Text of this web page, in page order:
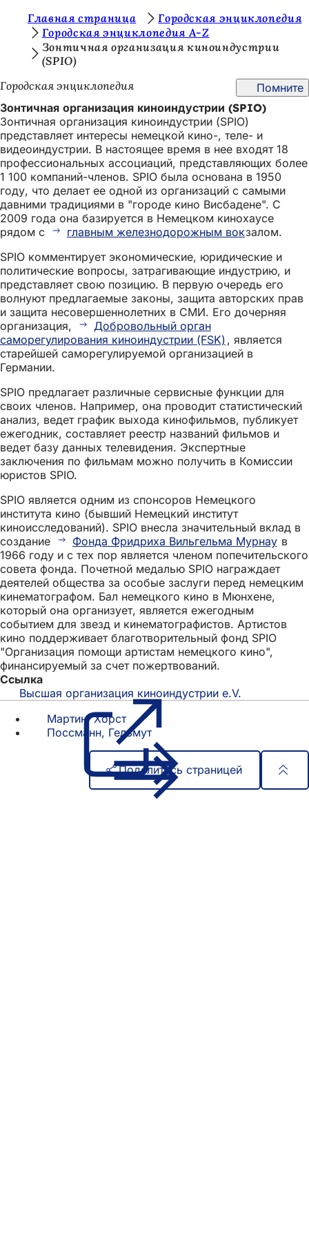
Перейти к содержимому
д
е
с
ь
:
Главная страница
Городская энциклопедия
Городская энциклопедия A-Z
Зонтичная организация киноиндустрии
(SPIO)
Городская энциклопедия
Помните
Зонтичная организация киноиндустрии (SPIO)
Зонтичная организация киноиндустрии (SPIO)
представляет интересы немецкой кино-, теле- и
видеоиндустрии. В настоящее время в нее входят 18
профессиональных ассоциаций, представляющих более
1 100 компаний-членов. SPIO была основана в 1950
году, что делает ее одной из организаций с самыми
давними традициями в "городе кино Висбадене". С
2009 года она базируется в Немецком кинохаусе
рядом с
главным железнодорожным вокзалом.
SPIO комментирует экономические, юридические и
политические вопросы, затрагивающие индустрию, и
представляет свою позицию. В первую очередь его
волнуют предлагаемые законы, защита авторских прав
и защита несовершеннолетних в СМИ. Его дочерняя
организация,
Добровольный орган
саморегулирования киноиндустрии (FSK) , является
старейшей саморегулируемой организацией в
Германии.
SPIO предлагает различные сервисные функции для
своих членов. Например, она проводит статистический
анализ, ведет график выхода кинофильмов, публикует
ежегодник, составляет реестр названий фильмов и
ведет базу данных телевидения. Экспертные
заключения по фильмам можно получить в Комиссии
юристов SPIO.
SPIO является одним из спонсоров Немецкого
института кино (бывший Немецкий институт
киноисследований). SPIO внесла значительный вклад в
создание
Фонда Фридриха Вильгельма Мурнау в
1966 году и с тех пор является членом попечительского
совета фонда. Почетной медалью SPIO награждает
деятелей общества за особые заслуги перед немецким
кинематографом. Бал немецкого кино в Мюнхене,
который она организует, является ежегодным
событием для звезд и кинематографистов. Артистов
кино поддерживает благотворительный фонд SPIO
"Организация помощи артистам немецкого кино",
финансируемый за счет пожертвований.
Ссылка
Высшая организация киноиндустрии e.V.
Мартин, Хорст
Поссманн, Гельмут
Поделитесь страницей